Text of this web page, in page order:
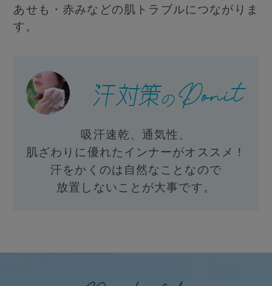
あせも・赤みなどの肌トラブルにつながりま
す。
吸汗速乾、通気性、
肌ざわりに優れたインナーがオススメ！
汗をかくのは自然なことなので
放置しないことが大事です。